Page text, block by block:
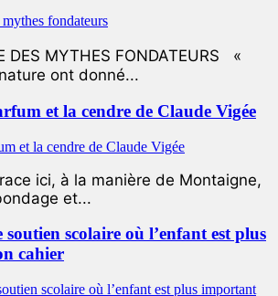
DES MYTHES FONDATEURS «
ont donné...
et la cendre de Claude Vigée
ici, à la manière de Montaigne,
et...
scolaire où l’enfant est plus
cahier